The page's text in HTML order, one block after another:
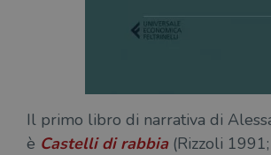
Il primo libro di narrativa di
è Castelli di rabbia (Rizzoli